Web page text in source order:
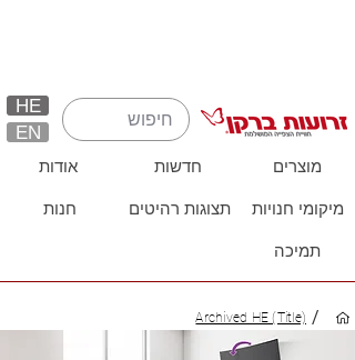
HE
EN
אודות חדשות מוצרים
חנות תצוגות רהיטים מיקומי חנויות
תמיכה
/
Archived HE (Title)